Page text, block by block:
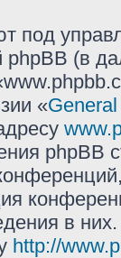
phpBB (в
«
phpBB
в
http://